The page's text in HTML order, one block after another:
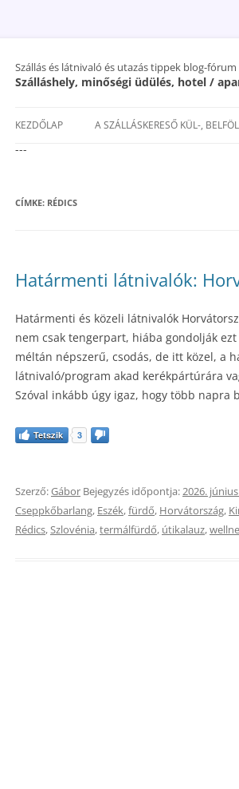
Szállás és látnivaló és utazás tippek blog-fórum
Szálláshely, minőségi üdülés, hotel /
KEZDŐLAP A SZÁLLÁSKERESŐ KÜL-,
---
CÍMKE: RÉDICS
Határmenti látnivalók:
Határmenti és közeli látnivalók
nem csak tengerpart, hiába gondolják
méltán népszerű, csodás, de itt közel, a
látnivaló/program akad kerékpártúrára
Szóval inkább úgy igaz, hogy több napra
Tetszik 3
Szerző:Gábor Bejegyzés időpontja:2026.
Cseppkőbarlang, Eszék,fürdő, Horvátország,
Rédics,Szlovénia,termálfürdő, útikalauz,